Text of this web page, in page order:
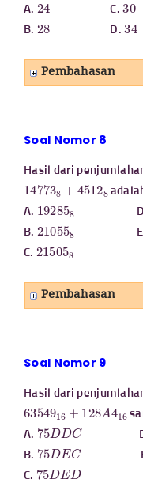
A. 24 C.30
B. 28 D.34
Pembahasan
Soal Nomor 8
Hasil dari
14773 8 +4512 8
A. 19285
B. 21055
C. 21505
Pembahasan
Soal Nomor 9
Hasil dari
63549 16 + 128 A
A. 75DDC
B. 75DEC
C. 75DED